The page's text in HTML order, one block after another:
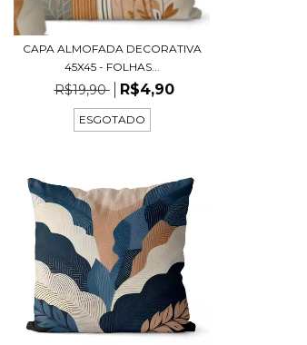
CAPA ALMOFADA DECORATIVA
45X45 - FOLHAS...
R$19,90 R$4,90
ESGOTADO